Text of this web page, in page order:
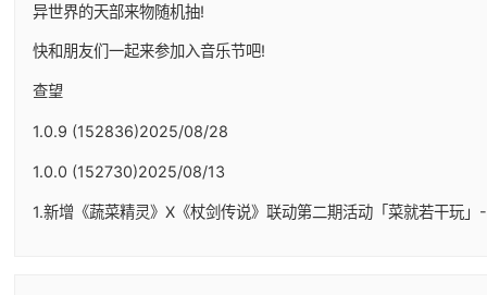
异世界的天部来物随机抽!
快和朋友们一起来参加入音乐节吧!
查望
1.0.9 (152836)2025/08/28
1.0.0 (152730)2025/08/13
1.新增《蔬菜精灵》X《杖剑传说》联动第二期活动「菜就若干玩